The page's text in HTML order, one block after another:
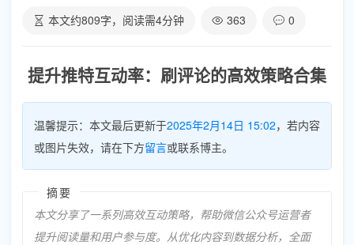
本文约809字，阅读需4分钟 363 0
提升推特互动率：刷评论的高效策略合集
温馨提示：本文最后更新于2025年2月14日 15:02，若内容
或图片失效，请在下方留言或联系博主。
摘要
本文分享了一系列高效互动策略，帮助微信公众号运营者
提升阅读量和用户参与度。从优化内容到数据分析，全面